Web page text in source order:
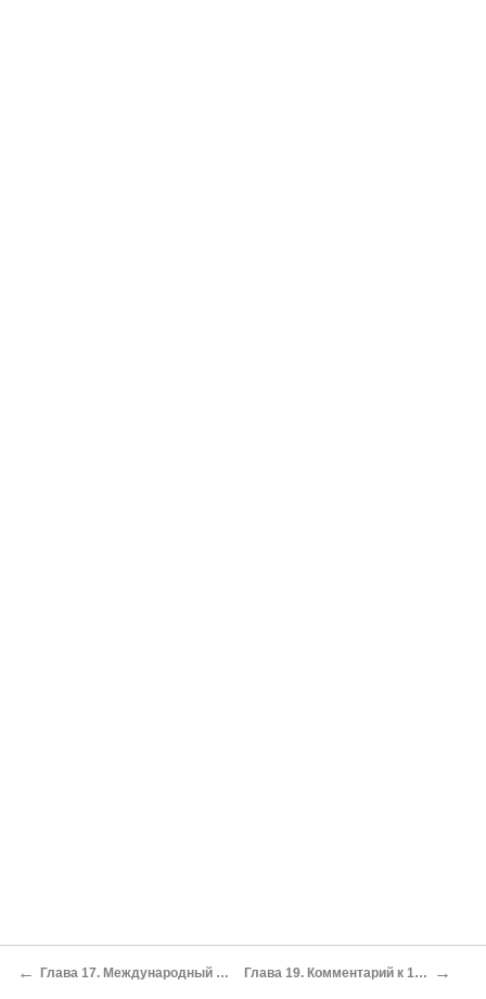
← Глава 17. Международный разбойник Глава 19. Комментарий к 18-й главе →